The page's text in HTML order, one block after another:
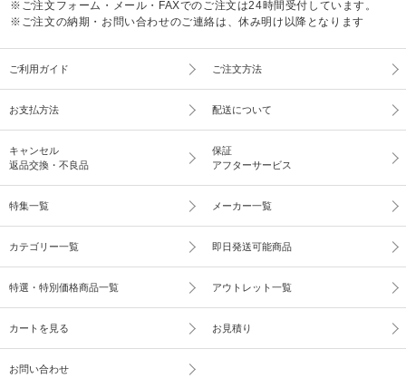
※ご注文フォーム・メール・FAXでのご注文は24時間受付しています。
※ご注文の納期・お問い合わせのご連絡は、休み明け以降となります
ご利用ガイド ご注文方法
お支払方法 配送について
キャンセル
返品交換・不良品
保証
アフターサービス
特集一覧 メーカー一覧
カテゴリー一覧 即日発送可能商品
特選・特別価格商品一覧 アウトレット一覧
カートを見る お見積り
お問い合わせ